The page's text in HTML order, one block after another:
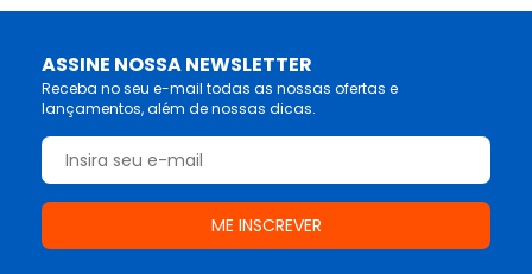
ASSINE NOSSA NEWSLETTER
Receba no seu e-mail todas as nossas ofertas e
lançamentos, além de nossas dicas.